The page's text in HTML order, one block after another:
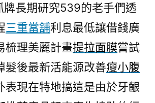
牌長期研究539的老手們透
三重當舖利息最低讓借錢廣
梳理美麗計畫提拉面膜嘗試
髮後最新活能源改善瘦小腹
表現在特地搞這是由於牙齦